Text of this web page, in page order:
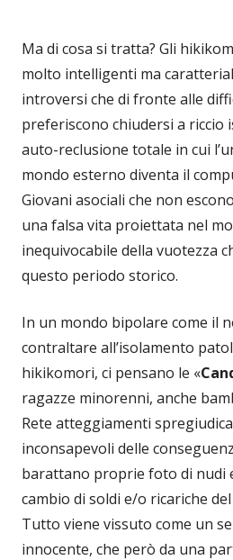
Ma di cosa si tratta? Gli
molto intelligenti ma
introversi che di fronte alle
preferiscono chiudersi a riccio
auto-reclusione totale in cui
mondo esterno diventa il
Giovani asociali che non
una falsa vita proiettata nel
inequivocabile della vuotezza
questo periodo storico.
In un mondo bipolare come il
contraltare all’isolamento
hikikomori, ci pensano le «
ragazze minorenni, anche
Rete atteggiamenti
inconsapevoli delle
barattano proprie foto di nudi
cambio di soldi e/o ricariche
Tutto viene vissuto come un
innocente, che però da una